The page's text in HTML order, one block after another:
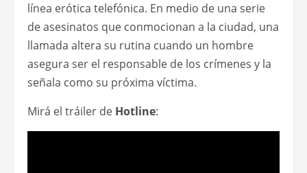
línea erótica telefónica. En medio de una serie
de asesinatos que conmocionan a la ciudad, una
llamada altera su rutina cuando un hombre
asegura ser el responsable de los crímenes y la
señala como su próxima víctima.
Mirá el tráiler de Hotline: